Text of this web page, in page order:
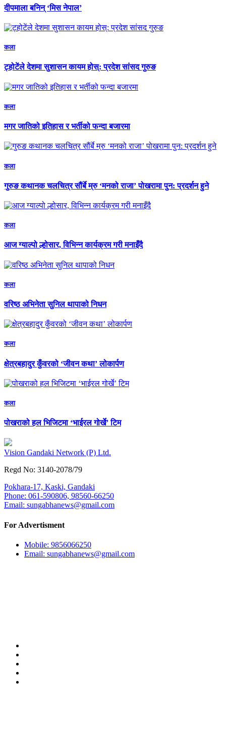
दीपमाला बनिन् ‘मिस नेपाल’
कला
ट्होटेंले देशमा सुशासन कायम होस्: प्रदेश सांसद गुरुङ
कला
मगर जातिको इतिहास र भर्तीको फन्दा बजारमा
कला
गुरुङ कथानक चलचित्र सौंर्बे म्रु ‘मनको राजा’ पोखरामा पुन: प्रदर्शन हुने
कला
आज ग्याल्पो ल्होसार, विभिन्न कार्यक्रम गरी मनाइँदै
कला
वरिष्ठ अभिनेता सुनिल थापाको निधन
कला
क्षेत्रबहादुर कुँवरको ‘जीवन कथा’ लोकार्पण
कला
पोखराको हल भिजिटमा ‘भाईरल गोर्खे’ टिम
Vision Gandaki Network (P) Ltd.
Regd No: 3140-2078/79
Pokhara-17, Kaski, Gandaki
Phone: 061-590806, 98560-66250
Email: sungabhanews@gmail.com
For Advertisment
Mobile: 9856066250
Email: sungabhanews@gmail.com